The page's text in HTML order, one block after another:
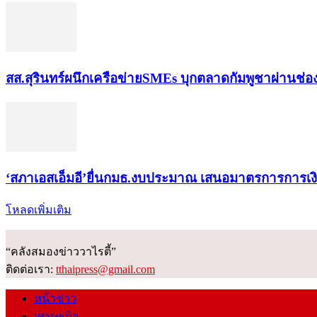
สส.สุรินทร์ผนึกเครือข่ายSMEs บุกตลาดกัมพูชาผ่านช่อ
‘สภาเอสเอ็มอี’ยื่นกมธ.งบประมาณ เสนอมาตรการการเ
โหลดเพิ่มเติม
“คลังสมองข่าววาไรตี้”
ติดต่อเรา: tthaipress@gmail.com
หน้าข่าว